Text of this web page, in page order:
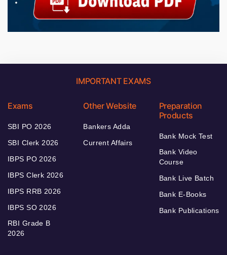
IMPORTANT EXAMS
Exams
SBI PO 2026
SBI Clerk 2026
IBPS PO 2026
IBPS Clerk 2026
IBPS RRB 2026
IBPS SO 2026
RBI Grade B
2026
Other Website
Bankers Adda
Current Affairs
Preparation
Products
Bank Mock Test
Bank Video
Course
Bank Live Batch
Bank E-Books
Bank Publications